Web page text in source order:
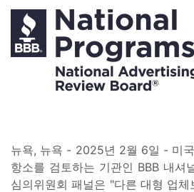
뉴욕, 뉴욕 - 2025년 2월 6일 - 미
항소를 검토하는 기관인 BBB 내셔
심의위원회 패널은 "다른 대형 업